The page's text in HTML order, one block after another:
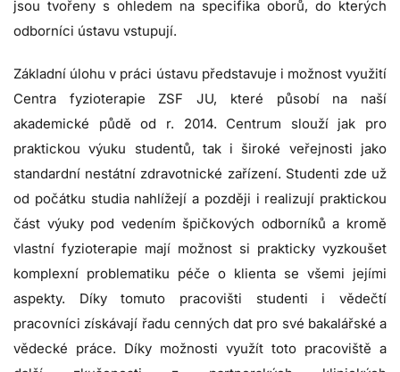
jsou tvořeny s ohledem na specifika oborů, do kterých
odborníci ústavu vstupují.
Základní úlohu v práci ústavu představuje i možnost využití
Centra fyzioterapie ZSF JU, které působí na naší
akademické půdě od r. 2014. Centrum slouží jak pro
praktickou výuku studentů, tak i široké veřejnosti jako
standardní nestátní zdravotnické zařízení. Studenti zde už
od počátku studia nahlížejí a později i realizují praktickou
část výuky pod vedením špičkových odborníků a kromě
vlastní fyzioterapie mají možnost si prakticky vyzkoušet
komplexní problematiku péče o klienta se všemi jejími
aspekty. Díky tomuto pracovišti studenti i vědečtí
pracovníci získávají řadu cenných dat pro své bakalářské a
vědecké práce. Díky možnosti využít toto pracoviště a